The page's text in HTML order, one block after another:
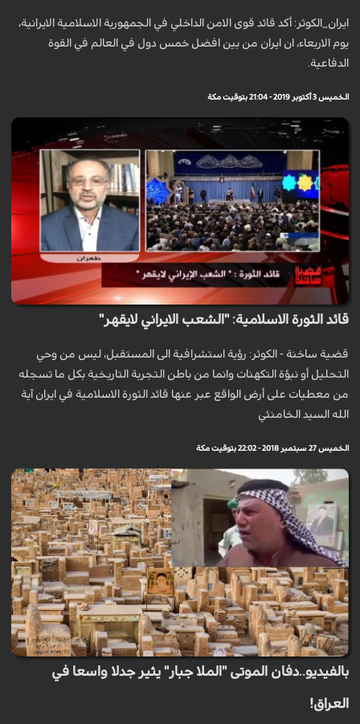
ايران_الكوثر: أكد قائد قوى الامن الداخلي في الجمهورية الاسلامية الايرانية،
يوم الاربعاء، ان ايران من بين افضل خمس دول في العالم في القوة
الدفاعية.
الخميس 3 أكتوبر 2019 - 21:04 بتوقيت مكة
قائد الثورة الاسلامية: "الشعب الايراني لايقهر"
قضية ساخنة - الكوثر: رؤية استشرافية الى المستقبل، ليس من وحي
التحليل أو نبؤة التكهنات وانما من باطن التجربة التاريخية بكل ما تسجله
من معطيات على أرض الواقع عبر عنها قائد الثورة الاسلامية في ايران آية
الله السید الخامنئي
الخميس 27 سبتمبر 2018 - 22:02 بتوقيت مكة
بالفيديو..دفان الموتى "الملا جبار" يثير جدلا واسعا في
العراق!